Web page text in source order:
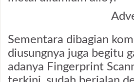
Sementara dibagian
diusungnya juga begitu
adanya Fingerprint